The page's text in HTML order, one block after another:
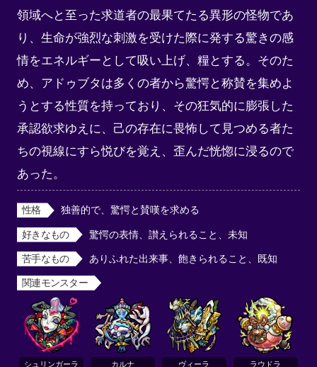
領域へと至った求道者の最果てたる異形の怪物であ
り、生命が強烈な刺激を受けた際に発する驚きの感
情をエネルギーとして吸い上げ、糧とする。そのた
め、アドゥブタは多くの者から驚愕と称賛を集めよ
うとする性質を持っており、その狂気的に膨張した
承認欲求ゆえに、己の存在に畏怖して見つめる者た
ちの視線にすら悦びを覚え、歪んだ恍惚に浸るので
あった。
性格 独善的で、驚愕と賛嘆を求める
好きなもの 驚愕の表情、讃えられること、未知
苦手なもの ありふれた出来事、飽きられること、既知
関連モンスター
シュリンガーラ カルナ ヴィーラ ラウドラ